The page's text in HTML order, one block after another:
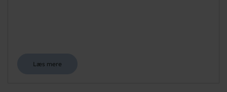
Læs mere